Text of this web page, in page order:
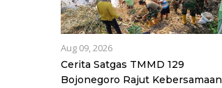
Aug 09, 2026
Cerita Satgas TMMD 129
Bojonegoro Rajut Kebersamaan